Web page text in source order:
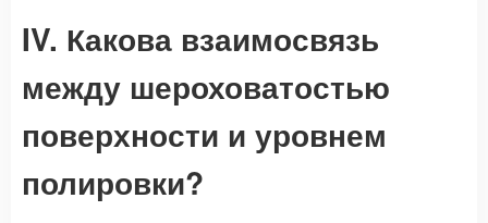
IV. Какова взаимосвязь
между шероховатостью
поверхности и уровнем
полировки?